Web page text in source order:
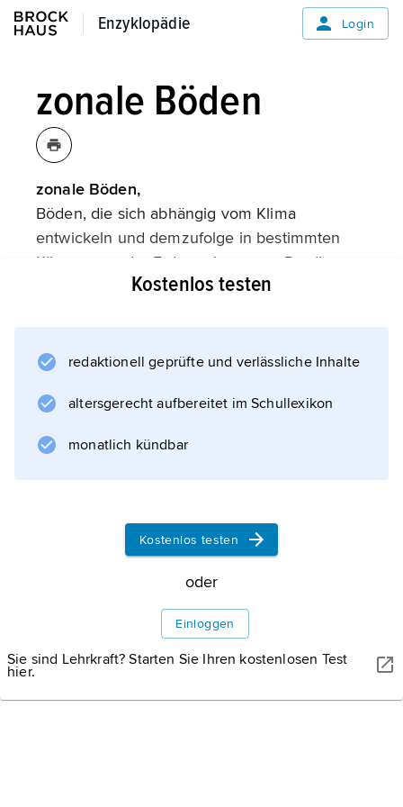
Enzyklopädie
Enzyklopädie Login
zonale Böden
zonale Böden,
Böden, die sich abhängig vom Klima
entwickeln und demzufolge in bestimmten
Klimazonen der Erde vorkommen. Da dies
der Normalfall ist, wird dies begrifflich eher
azonalen Böden
Kostenlos testen
redaktionell geprüfte und verlässliche Inhalte
altersgerecht aufbereitet im Schullexikon
monatlich kündbar
Kostenlos testen
oder
Einloggen
Sie sind Lehrkraft? Starten Sie Ihren kostenlosen Test
hier.